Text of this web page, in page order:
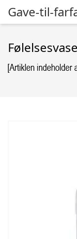
Gave-til-